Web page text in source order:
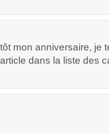
mon anniversaire, je
dans la liste des